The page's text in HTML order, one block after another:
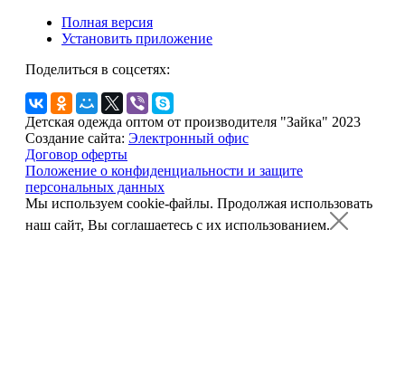
Полная версия
Установить приложение
Поделиться в соцсетях:
Детская одежда оптом от производителя "Зайка" 2023
Создание сайта: Электронный офис
Договор оферты
Положение о конфиденциальности и защите
персональных данных
Мы используем cookie-файлы. Продолжая использовать
наш сайт, Вы соглашаетесь с их использованием.